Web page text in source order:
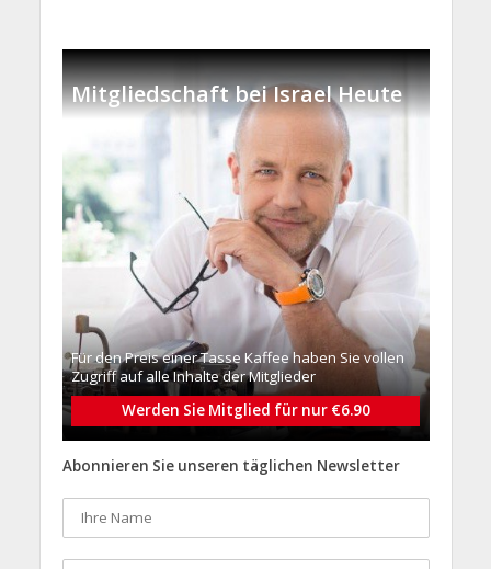
Mitgliedschaft bei Israel Heute
Für den Preis einer Tasse Kaffee haben Sie vollen
Zugriff auf alle Inhalte der Mitglieder
Werden Sie Mitglied für nur €6.90
Abonnieren Sie unseren täglichen Newsletter